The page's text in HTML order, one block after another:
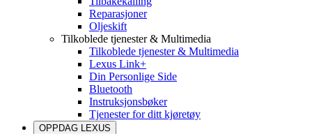
Reparasjoner
Oljeskift
Tilkoblede tjenester & Multimedia
Tilkoblede tjenester & Multimedia
Lexus Link+
Din Personlige Side
Bluetooth
Instruksjonsbøker
Tjenester for ditt kjøretøy
OPPDAG LEXUS